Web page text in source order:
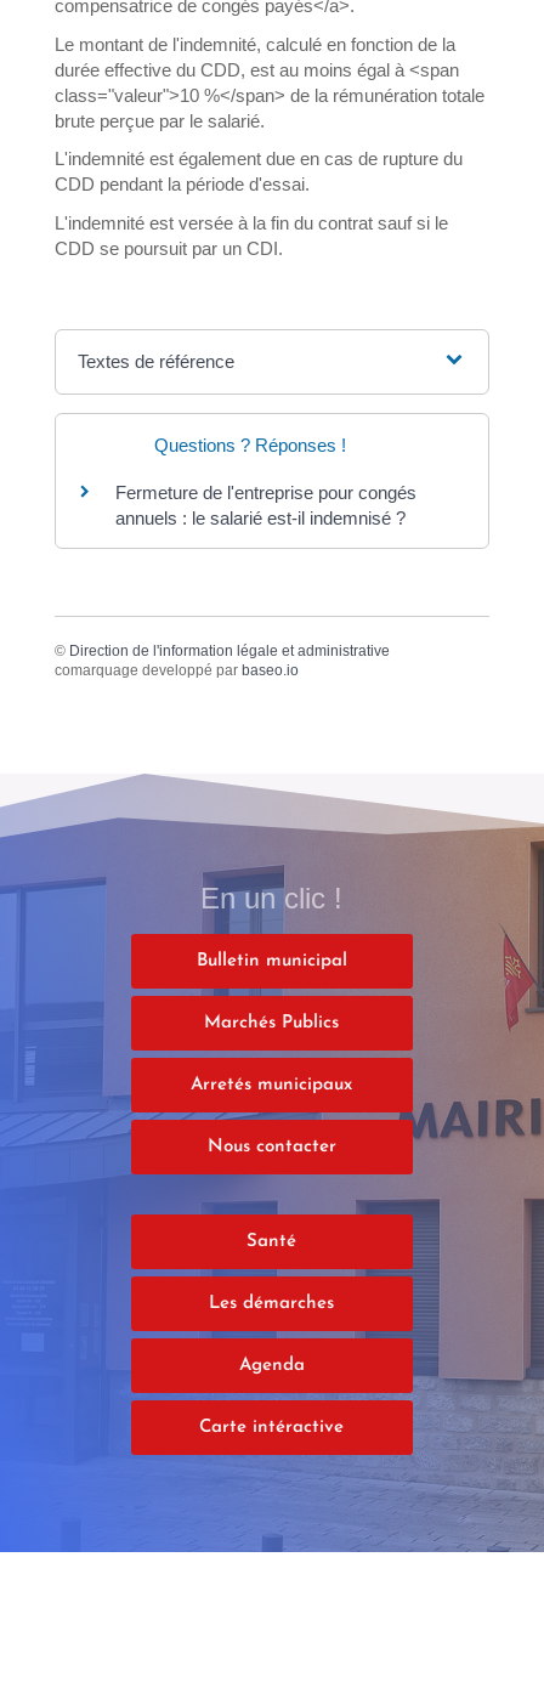
compensatrice de congés payés</a>.
Le montant de l'indemnité, calculé en fonction de la
durée effective du CDD, est au moins égal à <span
class="valeur">10 %</span> de la rémunération totale
brute perçue par le salarié.
L'indemnité est également due en cas de rupture du
CDD pendant la période d'essai.
L'indemnité est versée à la fin du contrat sauf si le
CDD se poursuit par un CDI.
Textes de référence
Questions ? Réponses !
Fermeture de l'entreprise pour congés
annuels : le salarié est-il indemnisé ?
© Direction de l'information légale et administrative
comarquage developpé par baseo.io
En un clic !
Bulletin municipal
Marchés Publics
Arretés municipaux
Nous contacter
Santé
Les démarches
Agenda
Carte intéractive